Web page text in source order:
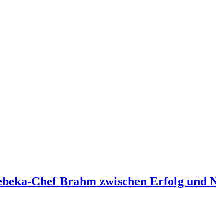
Chef Brahm zwischen Erfolg und